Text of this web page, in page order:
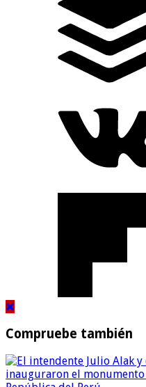
Compruebe también